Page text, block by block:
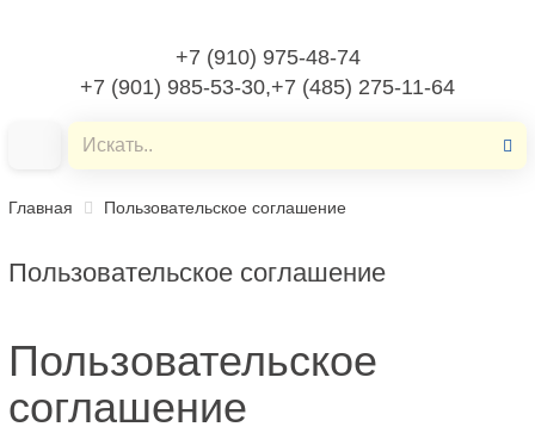
+7 (910) 975-48-74
+7 (901) 985-53-30,+7 (485) 275-11-64
Главная Пользовательское соглашение
Пользовательское соглашение
Пользовательское
соглашение